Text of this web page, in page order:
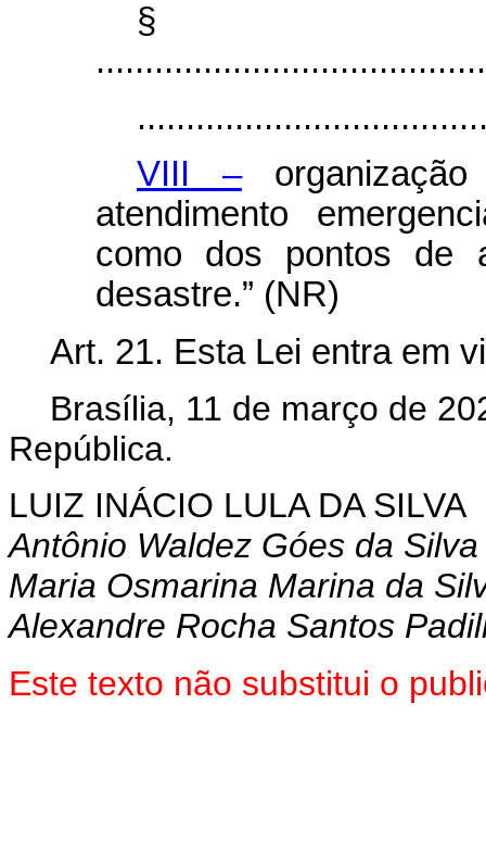
§
VIII –
atendimento
como dos pontos de
desastre.” (NR)
Art. 21. Esta Lei entra em
Brasília, 11 de março de
República.
LUIZ INÁCIO LULA DA SILVA
Antônio Waldez Góes da Silva
Maria Osmarina Marina da
Alexandre Rocha Santos
Este texto não substitui o